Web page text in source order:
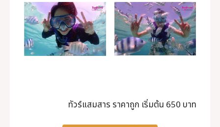
ทัวร์แสมสาร ราคาถูก เริ่มต้น 650 บาท